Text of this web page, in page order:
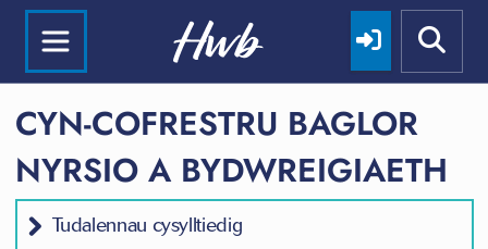
CYN-COFRESTRU BAGLOR
NYRSIO A BYDWREIGIAETH
Tudalennau cysylltiedig